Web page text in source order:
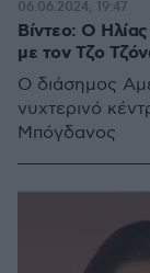
Βίντεο: Ο
με τον Τζο
Ο διάσημος
νυχτερινό
Μπόγδανος
06.06.2024, 19:47